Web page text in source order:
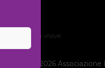
delle arti visive
2026